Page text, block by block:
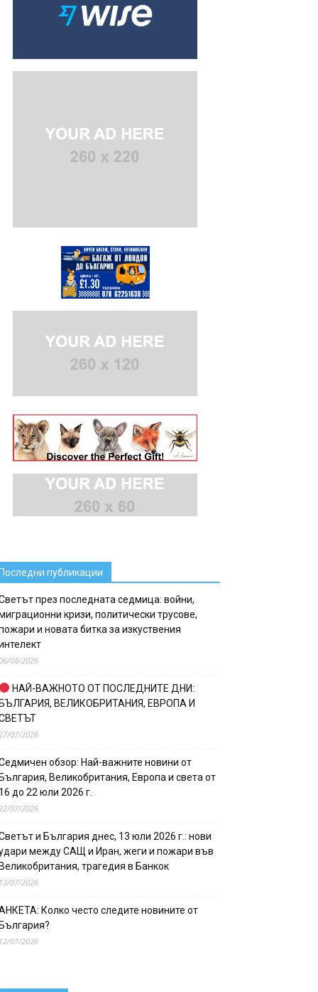
публикации
през последната седмица: войни,
кризи, политически трусове,
и новата битка за изкуствения
08/2026
НАЙ-ВАЖНОТО ОТ ПОСЛЕДНИТЕ ДНИ:
ВЕЛИКОБРИТАНИЯ, ЕВРОПА И
07/2026
обзор: Най-важните новини от
Великобритания, Европа и света от
до 22 юли 2026 г.
07/2026
и България днес, 13 юли 2026 г.: нови
между САЩ и Иран, жеги и пожари във
трагедия в Банкок
07/2026
Колко често следите новините от
07/2026